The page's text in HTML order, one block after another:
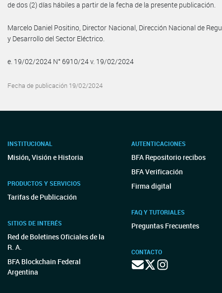
de dos (2) días hábiles a partir de la fecha de la presente publicación.
Marcelo Daniel Positino, Director Nacional, Dirección Nacional de
y Desarrollo del Sector Eléctrico.
e. 19/02/2024 N° 6910/24 v. 19/02/2024
Fecha de publicación 19/02/2024
INSTITUCIONAL
Misión, Visión e Historia
PRODUCTOS Y SERVICIOS
Tarifas de Publicación
SITIOS DE INTERÉS
Red de Boletines Oficiales de la
R. A.
BFA Blockchain Federal
Argentina
AUTENTICACIONES
BFA Repositorio recibos
BFA Verificación
Firma digital
FAQ Y TUTORIALES
Preguntas Frecuentes
CONTACTO